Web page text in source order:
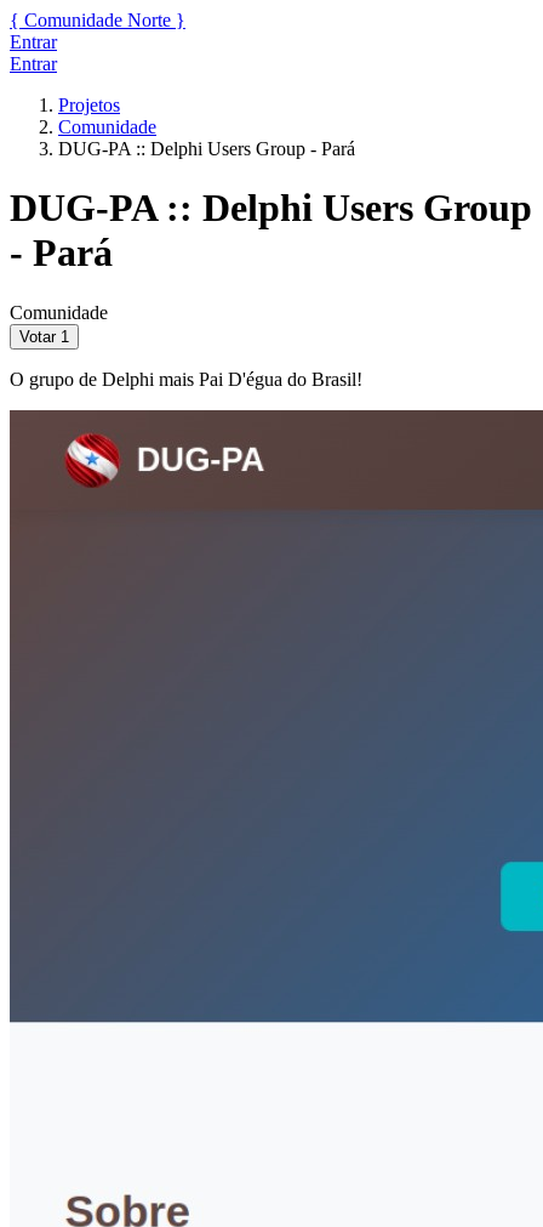
{ Comunidade Norte }
Entrar
Entrar
Projetos
Comunidade
DUG-PA :: Delphi Users Group - Pará
DUG-PA :: Delphi Users Group
- Pará
Comunidade
Votar 1
O grupo de Delphi mais Pai D'égua do Brasil!